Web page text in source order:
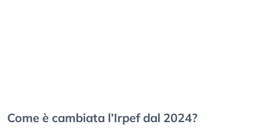
Come è cambiata l’Irpef dal 2024?